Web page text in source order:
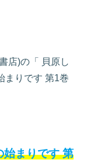
店)の「
貝原し
まりです 第1巻
始まりです第